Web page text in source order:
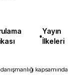
•
Yayın
İlkeleri
kapsamında